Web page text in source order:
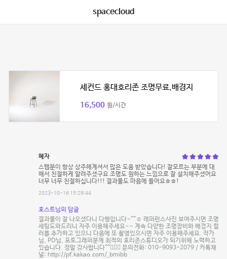
spacecloud
세컨드 홍대호리존 조명무료,배경지
16,500 원/시간
혜자
스탭분이 항상 상주해계셔서 많은 도움 받았습니다! 잘모르는 부분에 대
해서 친절하게 알려주셨구요 조명도 원하는 느낌으로 잘 설치해주셨어요
너무 너무 친절하십니다!!! 결과물도 마음에 들어요ㅎㅎ!
2023-10-16 15:29:44
호스트님의 답글
결과물이 잘 나오셨다니 다행입니다~^^☺️ 래퍼런스사진 보여주시면 조명
세팅도와드리니 자주 이용해주세요~~ 계속 다양한 조명장비와 배경지 컬
러를 추가하고 있으니 다음에 또 촬영있으시면 자주 이용해주세요. 작가
님, PD님, 포토그래퍼분께 최적의 호리존스튜디오가 되기위해 노력하고
있습니다. 정말 감사합니다^^🙇🏻‍♂️ 문의전화: 010-9093-2079 / 카톡채
널: http://pf.kakao.com/_bmibb